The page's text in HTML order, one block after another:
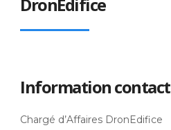
Information contact
Chargé d’Affaires DronEdifice